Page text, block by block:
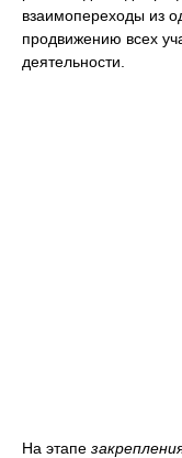
взаимопереходы из
продвижению всех
деятельности.
На этапе